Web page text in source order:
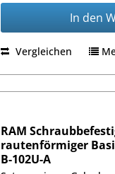
In den
Vergleichen
RAM
rautenförmiger
B-102U-A